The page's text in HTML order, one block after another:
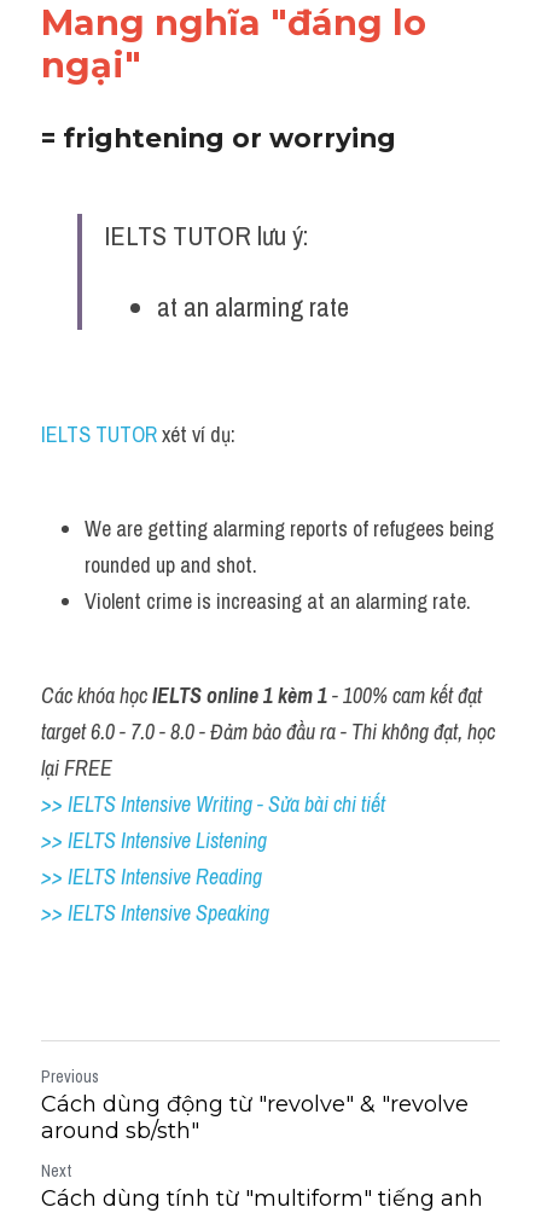
Mang nghĩa "đáng lo
ngại"
= frightening or worrying
IELTS TUTOR lưu ý:
at an alarming rate
IELTS TUTOR xét ví dụ:
We are getting alarming reports of refugees being
rounded up and shot.
Violent crime is increasing at an alarming rate.
Các khóa học IELTS online 1 kèm 1 - 100% cam kết đạt
target 6.0 - 7.0 - 8.0 - Đảm bảo đầu ra - Thi không đạt, học
lại FREE
>> IELTS Intensive Writing - Sửa bài chi tiết
>> IELTS Intensive Listening
>> IELTS Intensive Reading
>> IELTS Intensive Speaking
Previous
Cách dùng động từ "revolve" & "revolve
around sb/sth"
Next
Cách dùng tính từ "multiform" tiếng anh